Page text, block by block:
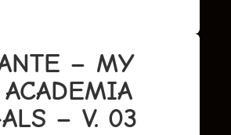
– MY
– V. 03